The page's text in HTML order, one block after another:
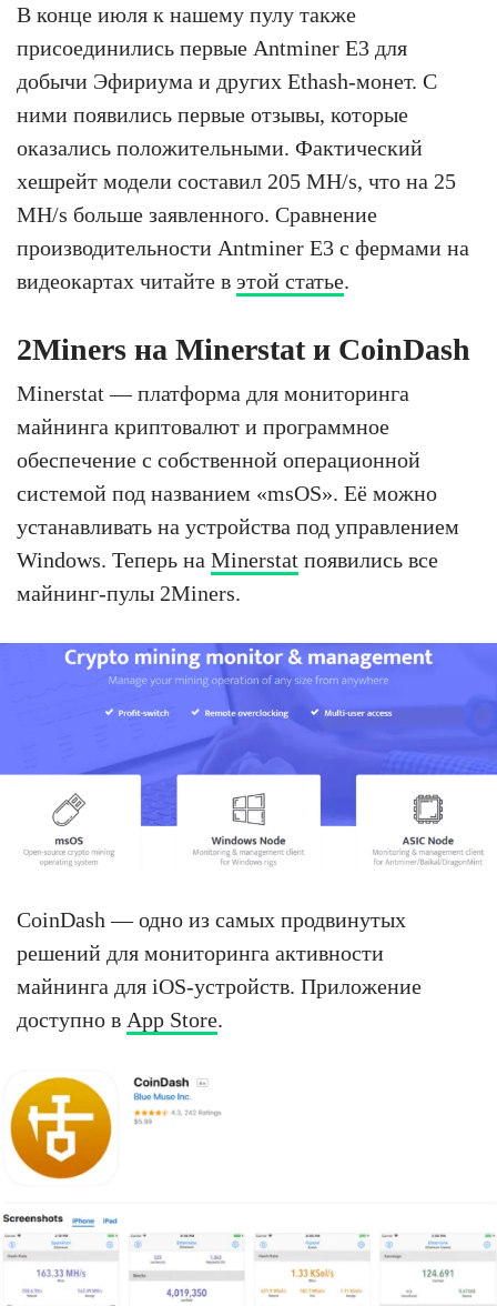
В конце июля к нашему пулу также
присоединились первые Antminer E3 для
добычи Эфириума и других Ethash-монет. С
ними появились первые отзывы, которые
оказались положительными. Фактический
хешрейт модели составил 205 MH/s, что на 25
MH/s больше заявленного. Сравнение
производительности Antminer E3 с фермами на
видеокартах читайте в этой статье.
2Miners на Minerstat и CoinDash
Minerstat — платформа для мониторинга
майнинга криптовалют и программное
обеспечение с собственной операционной
системой под названием «msOS». Её можно
устанавливать на устройства под управлением
Windows. Теперь на Minerstat появились все
майнинг-пулы 2Miners.
CoinDash — одно из самых продвинутых
решений для мониторинга активности
майнинга для iOS-устройств. Приложение
доступно в App Store.